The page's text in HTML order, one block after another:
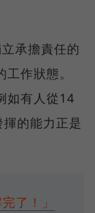
承擔責任的
作狀態。
如有人從14
的能力正是
了！」